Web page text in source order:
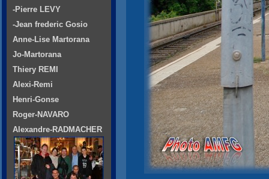
-Pierre LEVY
-Jean frederic Gosio
Anne-Lise Martorana
Jo-Martorana
Thiery REMI
Alexi-Remi
Henri-Gonse
Roger-NAVARO
Alexandre-RADMACHER